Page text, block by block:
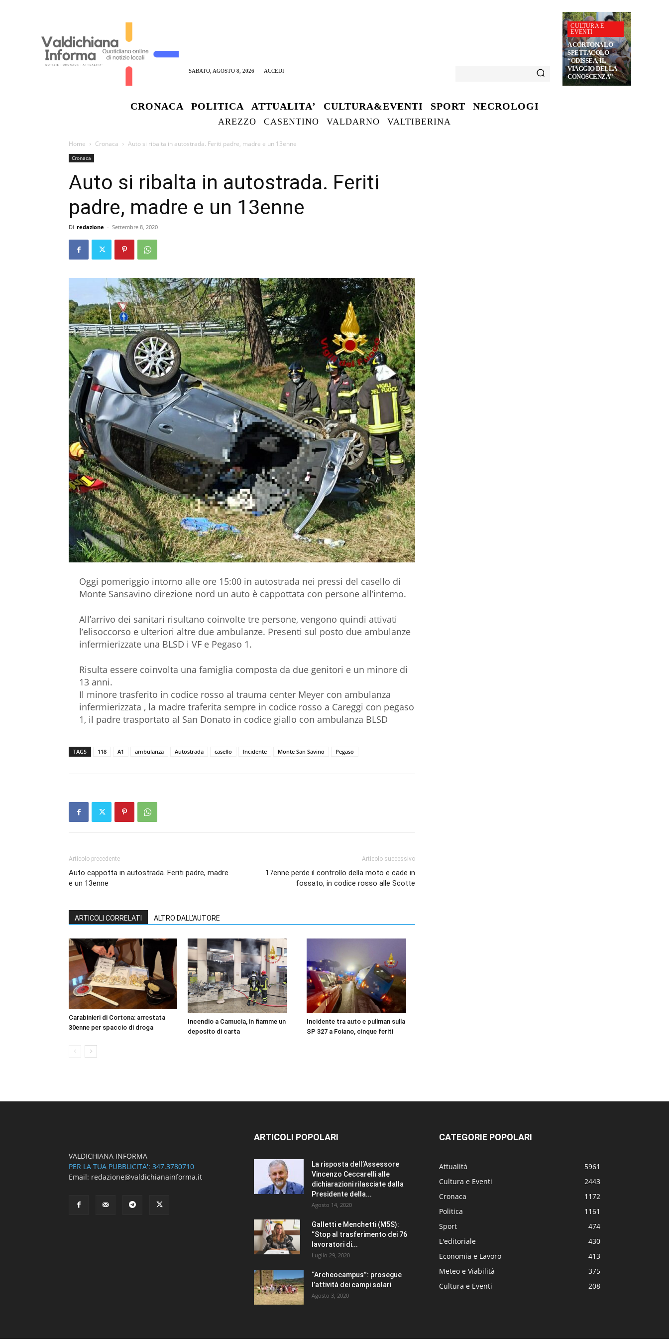
SABATO, AGOSTO 8, 2026 ACCEDI
CULTURA E
EVENTI
A CORTONA LO
SPETTACOLO
“ODISSEA, IL
VIAGGIO DELLA
CONOSCENZA”
CRONACA POLITICA ATTUALITA’ CULTURA&EVENTI SPORT NECROLOGI
AREZZO CASENTINO VALDARNO VALTIBERINA
Home Cronaca Auto si ribalta in autostrada. Feriti padre, madre e un 13enne
Cronaca
Auto si ribalta in autostrada. Feriti
padre, madre e un 13enne
Di redazione - Settembre 8, 2020
Oggi pomeriggio intorno alle ore 15:00 in autostrada nei pressi del casello di
Monte Sansavino direzione nord un auto è cappottata con persone all’interno.
All’arrivo dei sanitari risultano coinvolte tre persone, vengono quindi attivati
l’elisoccorso e ulteriori altre due ambulanze. Presenti sul posto due ambulanze
infermierizzate una BLSD i VF e Pegaso 1.
Risulta essere coinvolta una famiglia composta da due genitori e un minore di
13 anni.
Il minore trasferito in codice rosso al trauma center Meyer con ambulanza
infermierizzata , la madre traferita sempre in codice rosso a Careggi con pegaso
1, il padre trasportato al San Donato in codice giallo con ambulanza BLSD
TAGS 118 A1 ambulanza Autostrada casello Incidente Monte San Savino Pegaso
Articolo precedente
Auto cappotta in autostrada. Feriti padre, madre
e un 13enne
Articolo successivo
17enne perde il controllo della moto e cade in
fossato, in codice rosso alle Scotte
ARTICOLI CORRELATI ALTRO DALL'AUTORE
Carabinieri di Cortona: arrestata
30enne per spaccio di droga
Incendio a Camucia, in fiamme un
deposito di carta
Incidente tra auto e pullman sulla
SP 327 a Foiano, cinque feriti
VALDICHIANA INFORMA
PER LA TUA PUBBLICITA': 347.3780710
Email: redazione@valdichianainforma.it
ARTICOLI POPOLARI
La risposta dell’Assessore
Vincenzo Ceccarelli alle
dichiarazioni rilasciate dalla
Presidente della...
Agosto 14, 2020
Galletti e Menchetti (M5S):
“Stop al trasferimento dei 76
lavoratori di...
Luglio 29, 2020
“Archeocampus”: prosegue
l’attività dei campi solari
Agosto 3, 2020
CATEGORIE POPOLARI
Attualità
5961
Cultura e Eventi
2443
Cronaca
1172
Politica
1161
Sport
474
L'editoriale
430
Economia e Lavoro
413
Meteo e Viabilità
375
Cultura e Eventi
208